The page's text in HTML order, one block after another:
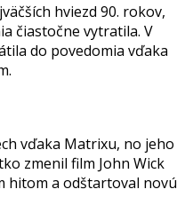
hviezd 90. rokov,
čiastočne vytratila. V
do povedomia vďaka
vďaka Matrixu, no jeho
zmenil film John Wick
hitom a odštartoval novú